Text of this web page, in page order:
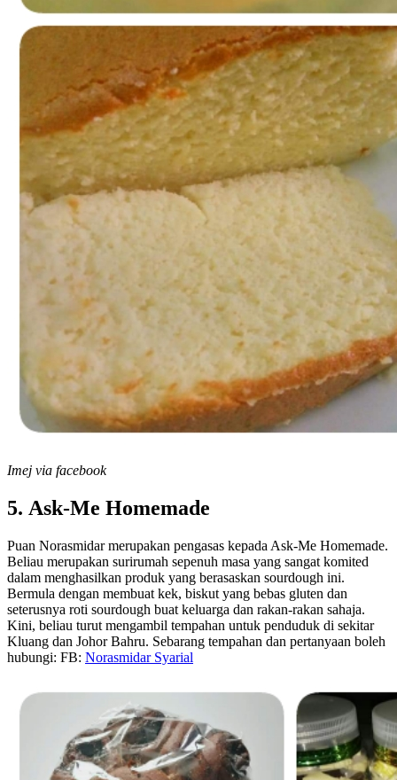
Imej via facebook
5. Ask-Me Homemade
Puan Norasmidar merupakan pengasas kepada Ask-Me Homemade.
Beliau merupakan surirumah sepenuh masa yang sangat komited
dalam menghasilkan produk yang berasaskan sourdough ini.
Bermula dengan membuat kek, biskut yang bebas gluten dan
seterusnya roti sourdough buat keluarga dan rakan-rakan sahaja.
Kini, beliau turut mengambil tempahan untuk penduduk di sekitar
Kluang dan Johor Bahru. Sebarang tempahan dan pertanyaan boleh
hubungi: FB: Norasmidar Syarial